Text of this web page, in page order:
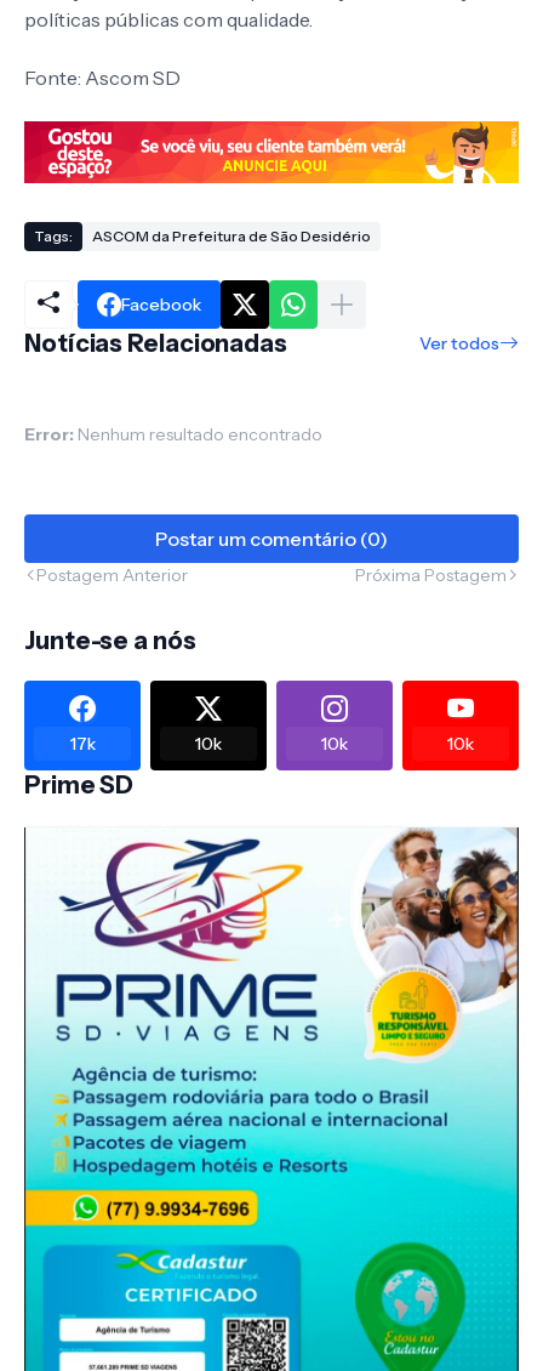
políticas públicas com qualidade.
Fonte: Ascom SD
Tags: ASCOM da Prefeitura de São Desidério
Facebook
Notícias Relacionadas Ver todos
Error: Nenhum resultado encontrado
Postar um comentário (0)
Postagem Anterior Próxima Postagem
Junte-se a nós
17k 10k 10k 10k
Prime SD